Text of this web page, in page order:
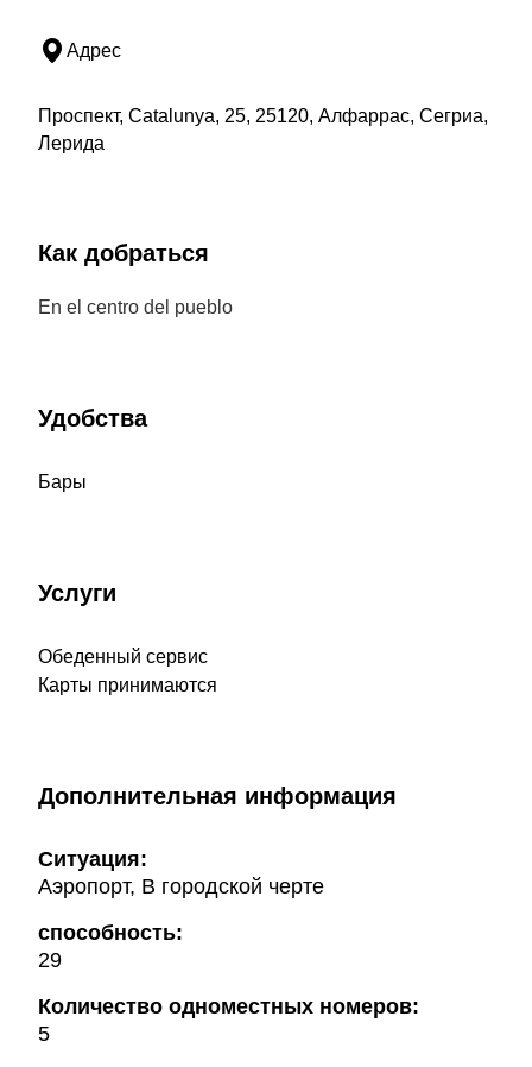
Адрес
Проспект, Catalunya, 25, 25120, Алфаррас, Сегриа,
Лерида
Как добраться
En el centro del pueblo
Удобства
Бары
Услуги
Обеденный сервис
Карты принимаются
Дополнительная информация
Ситуация:
Аэропорт, В городской черте
способность:
29
Количество одноместных номеров:
5